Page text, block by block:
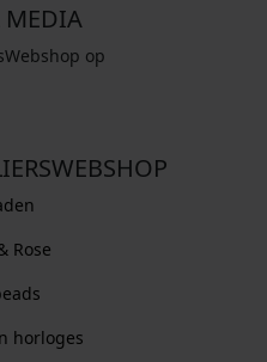
MEDIA
op
Rose
horloges